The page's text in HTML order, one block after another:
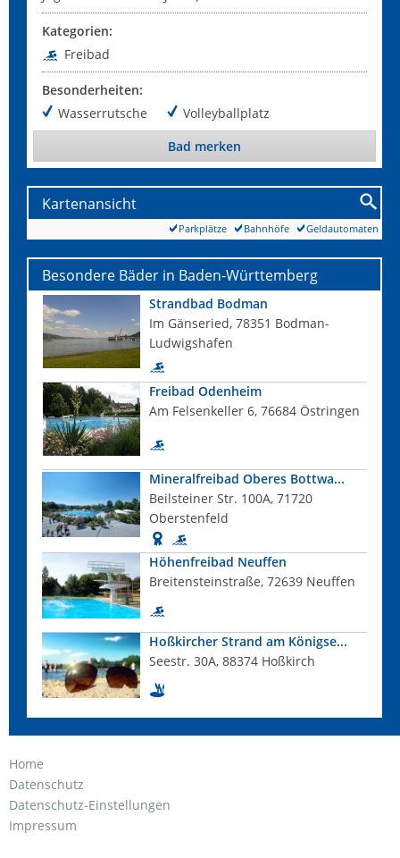
Kategorien:
Freibad
Besonderheiten:
Wasserrutsche
Volleyballplatz
Bad merken
Kartenansicht
Geldautomaten
Bahnhöfe
Parkplätze
Besondere Bäder in Baden-Württemberg
Strandbad Bodman
Im Gänseried, 78351 Bodman-
Ludwigshafen
Freibad Odenheim
Am Felsenkeller 6, 76684 Östringen
Mineralfreibad Oberes Bottwa...
Beilsteiner Str. 100A, 71720
Oberstenfeld
Höhenfreibad Neuffen
Breitensteinstraße, 72639 Neuffen
Hoßkircher Strand am Königse...
Seestr. 30A, 88374 Hoßkirch
Home
Datenschutz
Datenschutz-Einstellungen
Impressum